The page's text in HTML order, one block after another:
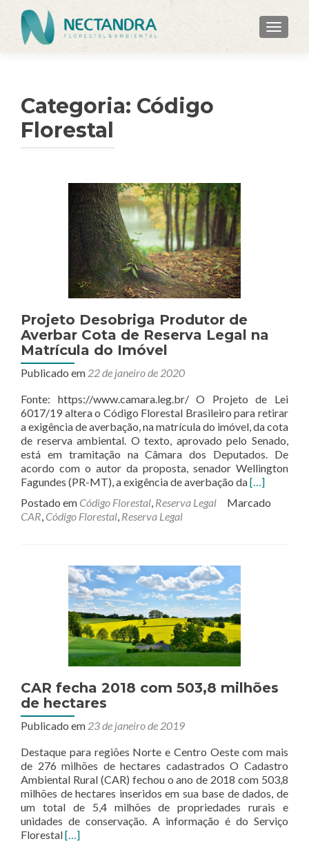
Categoria: Código
Florestal
Projeto Desobriga Produtor de
Averbar Cota de Reserva Legal na
Matrícula do Imóvel
Publicado em 22 de janeiro de 2020
Fonte: https://www.camara.leg.br/ O Projeto de Lei
6017/19 altera o Código Florestal Brasileiro para retirar
a exigência de averbação, na matrícula do imóvel, da cota
de reserva ambiental. O texto, aprovado pelo Senado,
está em tramitação na Câmara dos Deputados. De
acordo com o autor da proposta, senador Wellington
Fagundes (PR-MT), a exigência de averbação daLeia
[…]
Postado em Código Florestal Reserva Legal
Marcado
CAR Código Florestal Reserva Legal
CAR fecha 2018 com 503,8 milhões
de hectares
Publicado em 23 de janeiro de 2019
Destaque para regiões Norte e Centro Oeste com mais
de 276 milhões de hectares cadastrados O Cadastro
Ambiental Rural (CAR) fechou o ano de 2018 com 503,8
milhões de hectares inseridos em sua base de dados, de
um total de 5,4 milhões de propriedades rurais e
unidades de conservação. A informação é do Serviço
FlorestalLeia
[…]
Navegação
posts